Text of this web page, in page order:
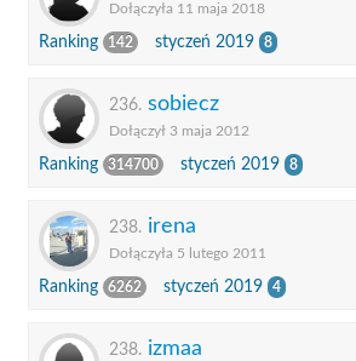
Dołączyła 11 maja 2018
Ranking 142 styczeń 2019 8
236. sobiecz
Dołączył 3 maja 2012
Ranking 314700 styczeń 2019 8
238. irena
Dołączyła 5 lutego 2011
Ranking 6262 styczeń 2019 4
238. izmaa